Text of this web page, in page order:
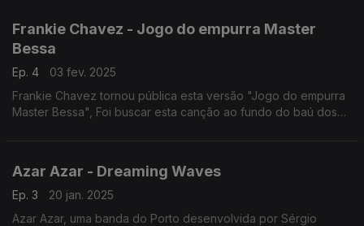
Frankie Chavez - Jogo do empurra Master
Bessa
Ep. 4
03 fev. 2025
Frankie Chavez tornou pública esta versão "Jogo do empurra
Master Bessa", Foi buscar esta canção ao fundo do baú dos
Azar Azar - Dreaming Waves
Ep. 3
20 jan. 2025
Azar Azar, uma banda do Porto desenvolvida por Sérgio